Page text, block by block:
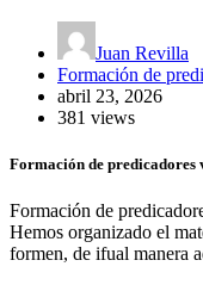
Juan Revilla
Formación de
abril 23, 2026
381 views
Formación de predicadores
Formación de
Hemos organizado el
formen, de ifual manera